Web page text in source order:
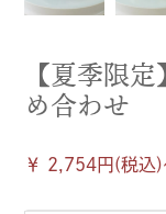
【夏季限
め合わせ
￥ 2,754円(税込)